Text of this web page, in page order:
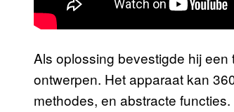
Als oplossing bevestigde hij
ontwerpen. Het apparaat kan
methodes, en abstracte functies.